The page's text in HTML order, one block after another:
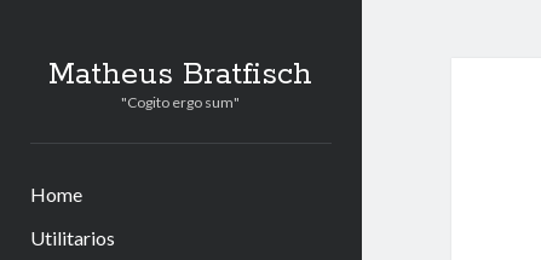
Matheus Bratfisch
"Cogito ergo sum"
Home
Utilitarios